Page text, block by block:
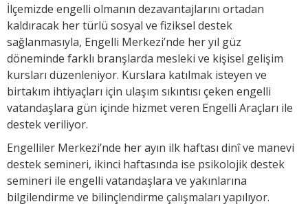
İlçemizde engelli olmanın dezavantajlarını ortadan
kaldıracak her türlü sosyal ve fiziksel destek
sağlanmasıyla, Engelli Merkezi’nde her yıl güz
döneminde farklı branşlarda mesleki ve kişisel gelişim
kursları düzenleniyor. Kurslara katılmak isteyen ve
birtakım ihtiyaçları için ulaşım sıkıntısı çeken engelli
vatandaşlara gün içinde hizmet veren Engelli Araçları ile
destek veriliyor.
Engelliler Merkezi’nde her ayın ilk haftası dinî ve manevi
destek semineri, ikinci haftasında ise psikolojik destek
semineri ile engelli vatandaşlara ve yakınlarına
bilgilendirme ve bilinçlendirme çalışmaları yapılıyor.